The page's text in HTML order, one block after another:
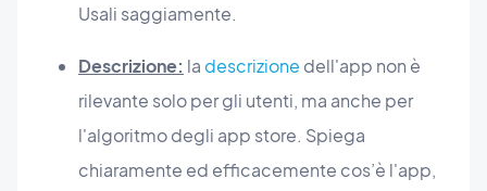
Usali saggiamente.
Descrizione: la descrizione dell'app non è
rilevante solo per gli utenti, ma anche per
l'algoritmo degli app store. Spiega
chiaramente ed efficacemente cos’è l'app,